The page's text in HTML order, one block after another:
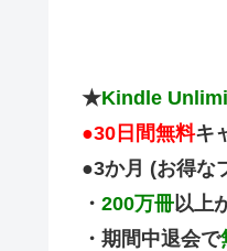
★Kindle
●30日間無料キ
●3か月 (お得な
・ 200万冊以上
・期間中退会で